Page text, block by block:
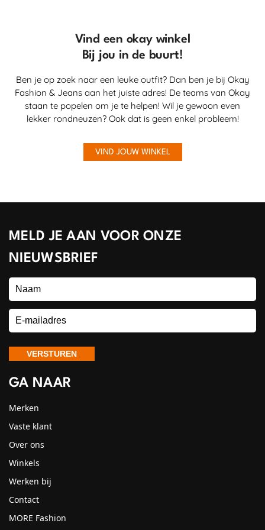
Vind een okay winkel
Bij jou in de buurt!
Ben je op zoek naar een leuke outfit? Dan ben je bij Okay
Fashion & Jeans aan het juiste adres! De teams van Okay
staan te popelen om je te helpen! Wil je gewoon even
lekker rondneuzen? Ook dat is geen enkel probleem!
VIND JOUW WINKEL
MELD JE AAN VOOR ONZE
NIEUWSBRIEF
GA NAAR
Merken
Vaste klant
Over ons
Winkels
Werken bij
Contact
MORE Fashion